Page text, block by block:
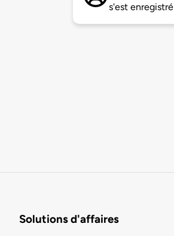
s'est enregistré
Solutions d'affaires